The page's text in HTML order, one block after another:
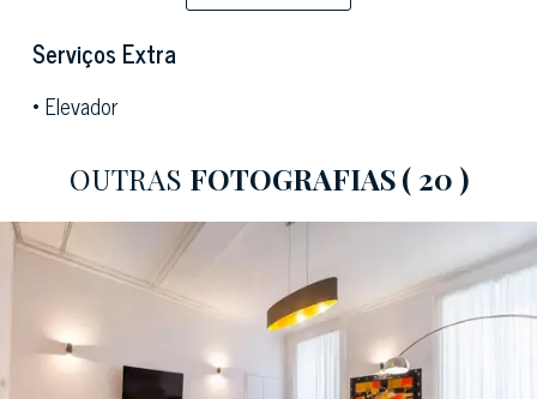
A entrada dá acesso direto à
organizada em
mesa de jantar e cozinha planejada: um layout fluido e
janelas do chão ao tetocom vista para a área de
pedestres. Opiso de parquet em tons clarose os
móveis de madeira natural criam uma atmosfera
contemporânea e, ao mesmo tempo, acolhedora.
Ostrês quartos
compartilham uma linguagem de
design consistente: cabeceiras de ripas de nogueira
Serviços Extra
Elevador
OUTRAS FOTOGRAFIAS( 20 )